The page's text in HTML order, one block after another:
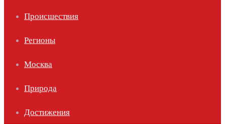
Происшествия
Регионы
Москва
Природа
Достижения